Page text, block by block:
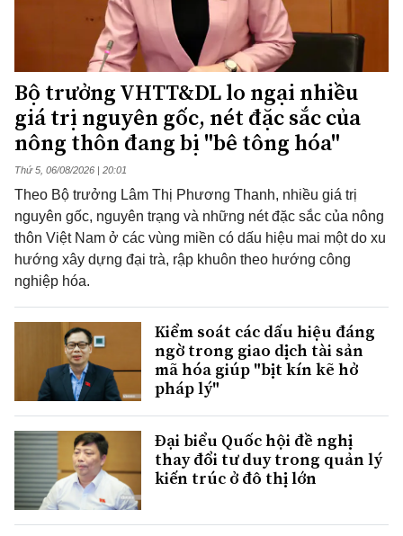
Bộ trưởng VHTT&DL lo ngại nhiều
giá trị nguyên gốc, nét đặc sắc của
nông thôn đang bị "bê tông hóa"
Thứ 5, 06/08/2026 | 20:01
Theo Bộ trưởng Lâm Thị Phương Thanh, nhiều giá trị
nguyên gốc, nguyên trạng và những nét đặc sắc của nông
thôn Việt Nam ở các vùng miền có dấu hiệu mai một do xu
hướng xây dựng đại trà, rập khuôn theo hướng công
nghiệp hóa.
Kiểm soát các dấu hiệu đáng
ngờ trong giao dịch tài sản
mã hóa giúp "bịt kín kẽ hở
pháp lý"
Đại biểu Quốc hội đề nghị
thay đổi tư duy trong quản lý
kiến trúc ở đô thị lớn